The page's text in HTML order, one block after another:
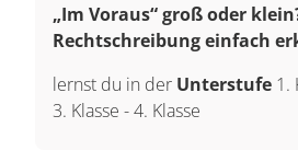
„Im Voraus“ groß oder
Rechtschreibung einfach
lernst du in der Unterstufe 1.
3. Klasse -4. Klasse